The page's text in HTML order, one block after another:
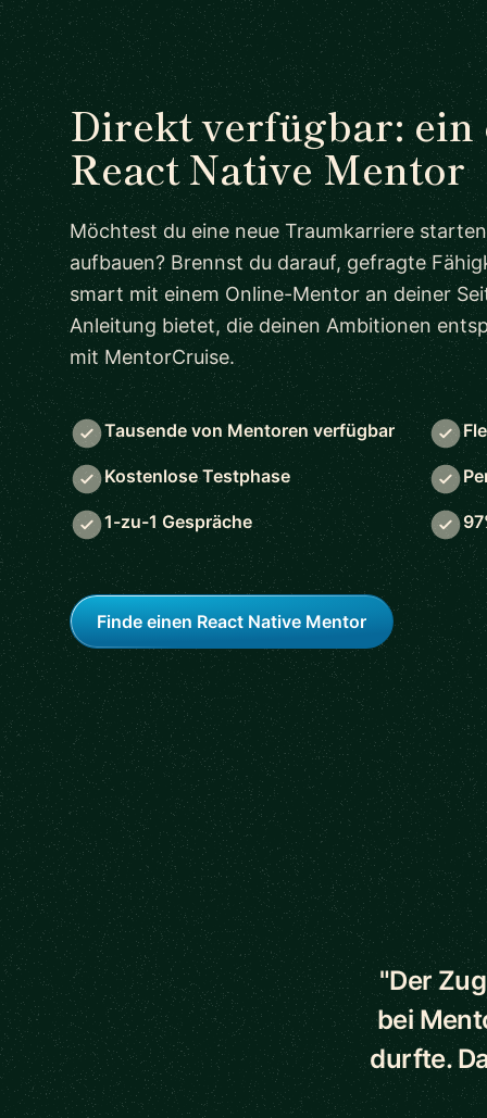
Direkt verfügbar:
React Native Mentor
Möchtest du eine neue Traumkarriere
aufbauen? Brennst du darauf, gefragte
smart mit einem Online-Mentor an deiner
Anleitung bietet, die deinen Ambitionen
mit MentorCruise.
Tausende von Mentoren verfügbar
Kostenlose Testphase
1-zu-1 Gespräche
Finde einen React Native Mentor
5 out of 5
"Der
bei
durfte.